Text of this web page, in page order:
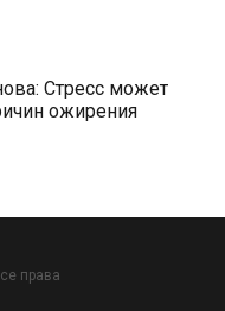
Стресс может
ожирения
права